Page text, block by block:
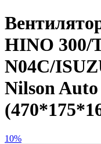
HINO 300/
N04C/
Nilson
10%